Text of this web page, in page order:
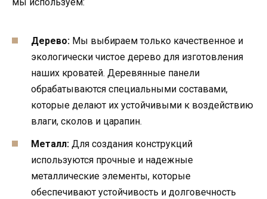
Дерево: Мы выбираем только качественное и
экологически чистое дерево для изготовления
наших кроватей. Деревянные панели
обрабатываются специальными составами,
которые делают их устойчивыми к воздействию
влаги, сколов и царапин.
Металл: Для создания конструкций
используются прочные и надежные
металлические элементы, которые
обеспечивают устойчивость и долговечность